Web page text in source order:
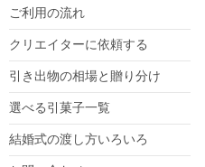
ご利用の流れ
クリエイターに依頼する
引き出物の相場と贈り分け
選べる引菓子一覧
結婚式の渡し方いろいろ